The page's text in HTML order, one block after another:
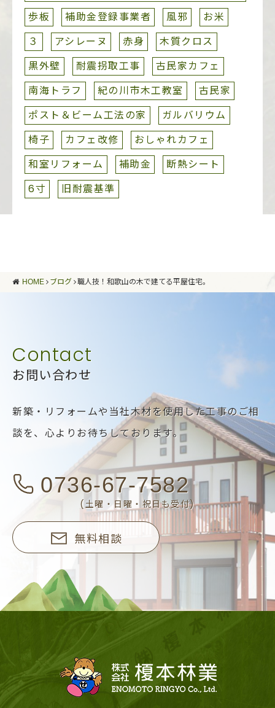
歩板
補助金登録事業者 風邪
お米
３
アシレーヌ 赤身
木質クロス
黒外壁
耐震拐取工事
古民家カフェ
南海トラフ
紀の川市木工教室
古民家
ポスト＆ビーム工法の家
ガルバリウム
椅子
カフェ改修
おしゃれカフェ
和室リフォーム
補助金
断熱シート
6寸
旧耐震基準
HOME ブログ 職人技！和歌山の木で建てる平屋住宅。
お問い合わせ
新築・リフォームや当社木材を使用した工事のご相
談を、 心よりお待ちしております。
0736-67-7582
(土曜・日曜・祝日も受付)
無料相談